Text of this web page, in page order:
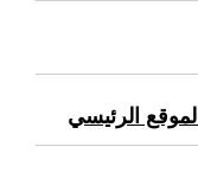
الرئيسي